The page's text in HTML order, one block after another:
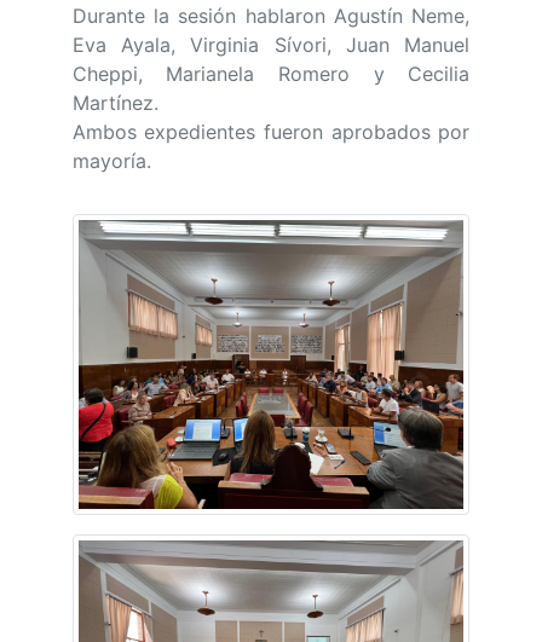
Durante la sesión hablaron Agustín Neme,
Eva Ayala, Virginia Sívori, Juan Manuel
Cheppi, Marianela Romero y Cecilia
Martínez.
Ambos expedientes fueron aprobados por
mayoría.